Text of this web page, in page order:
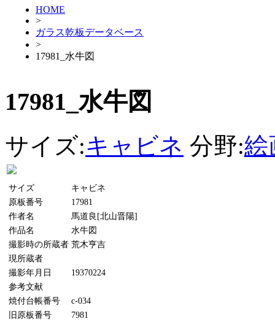
HOME
>
ガラス乾板データベース
>
17981_水牛図
17981_水牛図
サイズ:キャビネ 分野:絵
サイズ
キャビネ
原板番号
17981
作者名
馬道良[北山晋陽]
作品名
水牛図
撮影時の所蔵者 荒木亨吉
現所蔵者
撮影年月日
19370224
参考文献
焼付台帳番号
c-034
旧原板番号
7981